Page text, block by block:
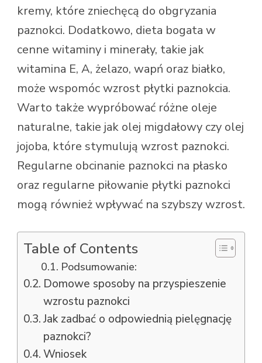
kremy, które zniechęcą do obgryzania
paznokci. Dodatkowo, dieta bogata w
cenne witaminy i minerały, takie jak
witamina E, A, żelazo, wapń oraz białko,
może wspomóc wzrost płytki paznokcia.
Warto także wypróbować różne oleje
naturalne, takie jak olej migdałowy czy olej
jojoba, które stymulują wzrost paznokci.
Regularne obcinanie paznokci na płasko
oraz regularne piłowanie płytki paznokci
mogą również wpływać na szybszy wzrost.
Table of Contents
Podsumowanie:
Domowe sposoby na przyspieszenie
wzrostu paznokci
Jak zadbać o odpowiednią pielęgnację
paznokci?
Wniosek